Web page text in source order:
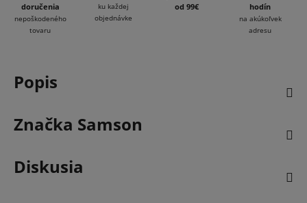
doručenia
nepoškodeného
tovaru
ku každej
objednávke
od 99€
hodín
na akúkoľvek
adresu
Popis
Značka Samson
Diskusia